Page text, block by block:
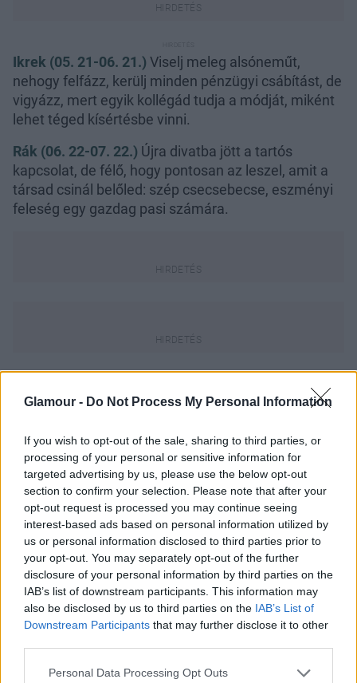
Glamour - Do Not Process My Personal Information
If you wish to opt-out of the sale, sharing to third parties, or
processing of your personal or sensitive information for
targeted advertising by us, please use the below opt-out
section to confirm your selection. Please note that after your
opt-out request is processed you may continue seeing
interest-based ads based on personal information utilized by
us or personal information disclosed to third parties prior to
your opt-out. You may separately opt-out of the further
disclosure of your personal information by third parties on the
IAB’s list of downstream participants. This information may
also be disclosed by us to third parties on the IAB’s List of
Downstream Participants that may further disclose it to other
Please note that this website/app uses one or more Google
Personal Data Processing Opt Outs
Ikrek (05. 21-06. 21.) Viselj meleg alsóneműt,
nehogy felfázz, kerülj minden pénzügyi csábítást, de
vigyázz, mert egyik kollégád tudja a módját, miként
lehet téged kísértésbe vinni.
Rák (06. 22-07. 22.) Újra divatba jött a tartós
kapcsolat, de félő, hogy pontosan az leszel, amit a
társad csinál belőled: szép csecsebecse, eszményi
feleség egy gazdag pasi számára.
változatosságot, mindig új embereket akarsz látni
otthonodra, egy helyre, ahol erőt gyűjthetsz.
Szűz (08. 24-09. 23.)Meglátásaid jók, de a legjobb
lenne, ha reggel még rövidebb időre visszabújnál az
ágyba, hiszen úgy nézel ki, mint aki egy vámpírral
töltötte az éjszakát.
Mérleg (09. 24-10. 23.)Ne pocsékold az erődet a
háztartásban, amikor az üzletben sokkal jobb vagy,
inkább alkudozz minden pénzügyi ötletednél a minél
bőségesebb honorálásért.
Skorpió (10. 24-11. 22.)Egy aromaterápiás fürdő
segíthet visszanyerni lelki békédet, és ha elismerést